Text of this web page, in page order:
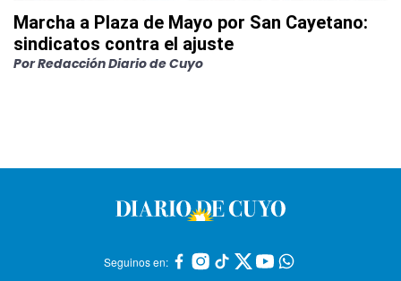
Marcha a Plaza de Mayo por San Cayetano:
sindicatos contra el ajuste
PorRedacción Diario de Cuyo
Seguinos en: